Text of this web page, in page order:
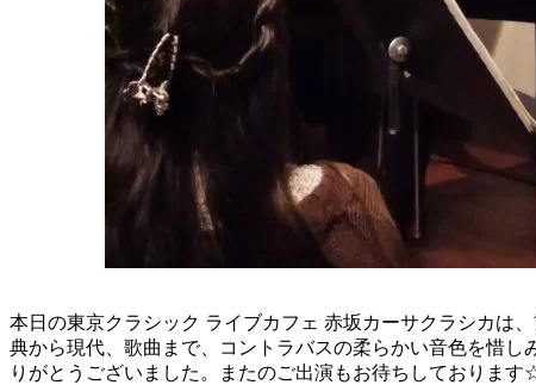
本日の東京クラシック ライブカフェ 赤坂カーサクラシカは
典から現代、歌曲まで、コントラバスの柔らかい音色を惜
りがとうございました。またのご出演もお待ちしております